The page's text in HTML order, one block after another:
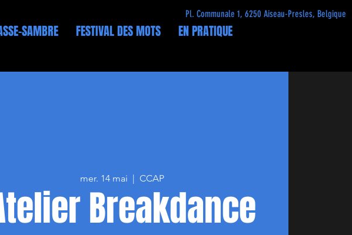
SAMBRE FESTIVAL DES MOTS EN PRATIQUE
Pl. Communale 1, 6250 Aiseau-Presles, Belgique
mer. 14 mai
  |
CCAP
Breakdance